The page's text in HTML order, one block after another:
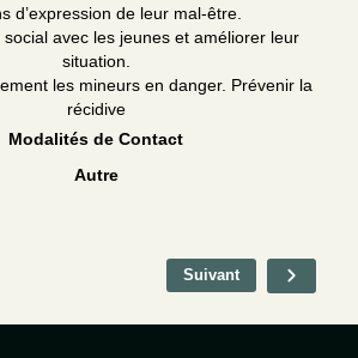
d’expression de leur mal-être.
social avec les jeunes et améliorer leur
situation.
les mineurs en danger. Prévenir la
récidive
Modalités de Contact
Autre
Suivant